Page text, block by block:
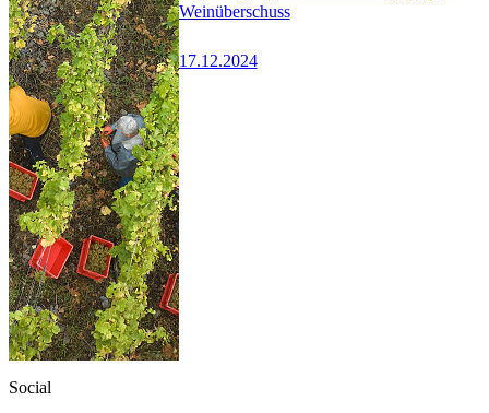
Weinüberschuss
17.12.2024
Social